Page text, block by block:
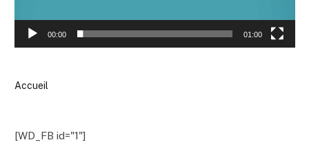
00:00 01:00
Accueil
[WD_FB id="1"]